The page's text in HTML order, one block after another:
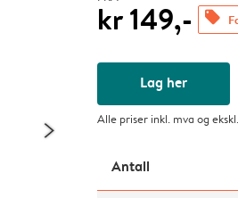
kr 149,- offers
Lag her
Alle priser inkl. mva og ekskl.
Antall